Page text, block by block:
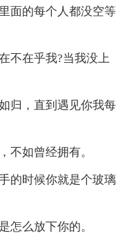
面的每个人都没空等
不在乎我?当我没上
归，直到遇见你我每
不如曾经拥有。
的时候你就是个玻璃
怎么放下你的。